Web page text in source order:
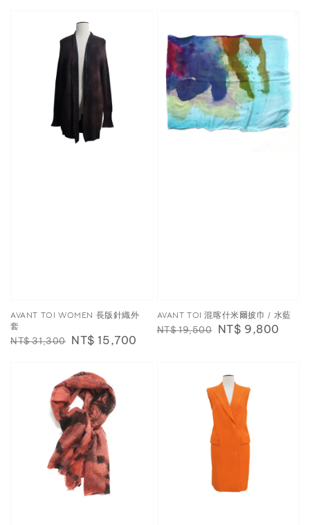
AVANT TOI WOMEN 長版針織外
套
Regular
NT$ 31,300 Sale
NT$ 15,700
AVANT TOI 混喀什米爾披巾 / 水藍
Regular
NT$ 19,500 Sale
NT$ 9,800